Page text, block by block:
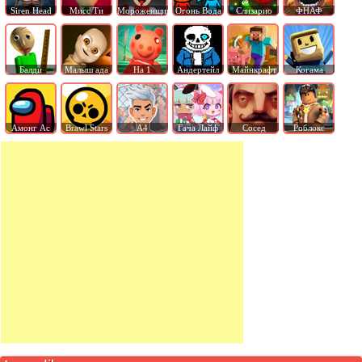
Siren Head Мисс Ти Мороженщик Огонь Вода Слизарио ФНАФ
Балди Малыш ада На 1 Андертейл Майнкрафт Когама
Амонг Ас Brawl Stars А4 Гача Лайф Сосед Роблокс